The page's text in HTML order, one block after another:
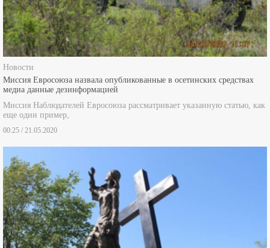
Новости
Миссия Евросоюза назвала опубликованные в осетинских средствах
медиа данные дезинформацией
Миссия Наблюдателей Евросоюза рассматривает указанную статью, как
еще один пример,
00:25 / 21.05.2020